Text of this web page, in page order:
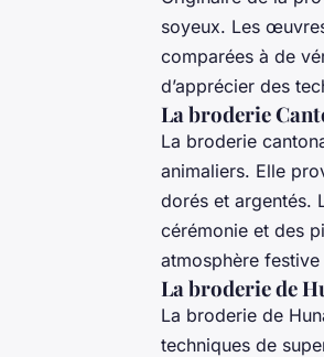
soyeux. Les
comparées à de
d’apprécier des
La broderie
La broderie
animaliers. Elle
dorés et argentés.
cérémonie et des
atmosphère
La broderie de
La broderie de
techniques de